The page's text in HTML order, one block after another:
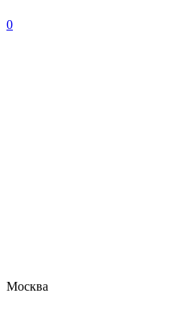
0
Москва